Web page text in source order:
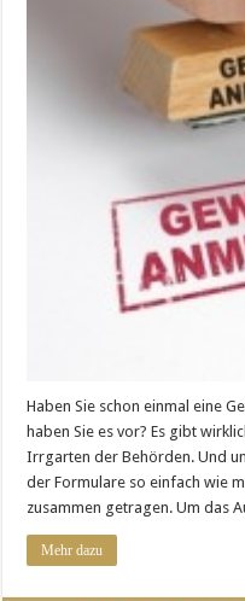
Haben Sie schon einmal eine
haben Sie es vor? Es gibt
Irrgarten der Behörden. Und
der Formulare so einfach wie
zusammen getragen. Um das
Mehr dazu